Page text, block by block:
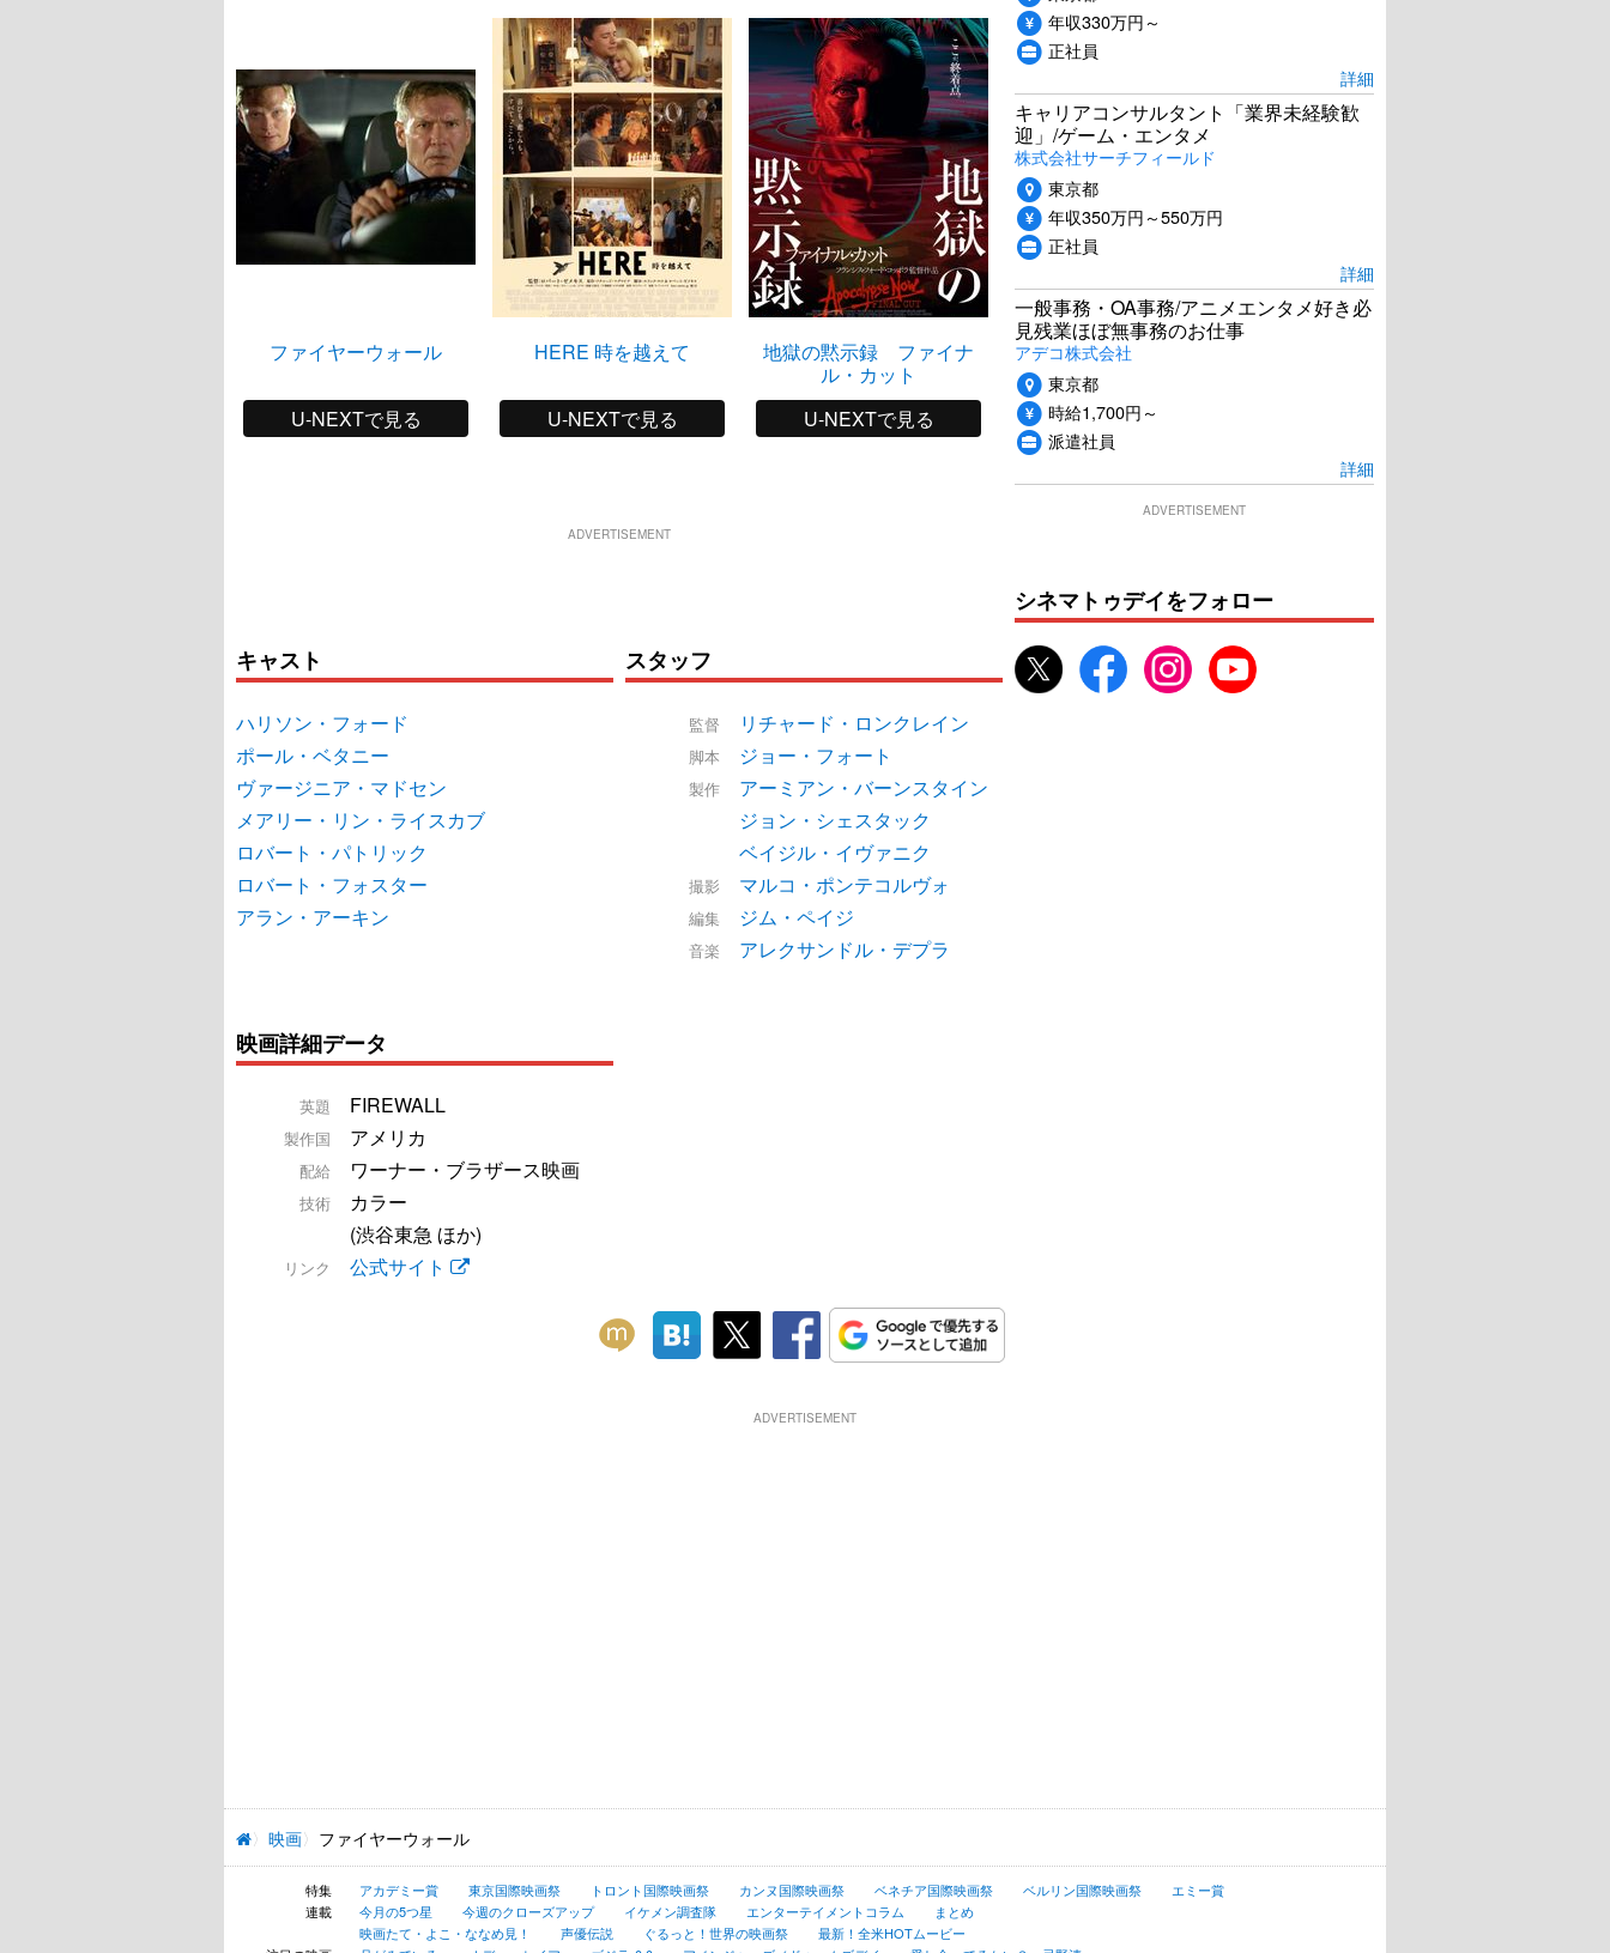
ファイヤーウォール
U-NEXTで見る
HERE 時を越えて
U-NEXTで見る
地獄の黙示録 ファイナ
ル・カット
U-NEXTで見る
カーライル ニューヨーク
が恋したホテル
U-NEXTで見る
ADVERTISEMENT
キャスト
ハリソン・フォード
ポール・ベタニー
ヴァージニア・マドセン
メアリー・リン・ライスカブ
ロバート・パトリック
ロバート・フォスター
アラン・アーキン
スタッフ
監督 リチャード・ロンクレイン
脚本 ジョー・フォート
製作
アーミアン・バーンスタイン
ジョン・シェスタック
ベイジル・イヴァニク
撮影 マルコ・ポンテコルヴォ
編集 ジム・ペイジ
音楽 アレクサンドル・デプラ
映画詳細データ
英題 FIREWALL
製作国 アメリカ
配給 ワーナー・ブラザース映画
技術
カラー
(渋谷東急 ほか)
リンク 公式サイト
年収330万円～
正社員
詳細
キャリアコンサルタント「業界未経験歓
迎」/ゲーム・エンタメ
株式会社サーチフィールド
東京都
年収350万円～550万円
正社員
詳細
一般事務・OA事務/アニメエンタメ好き必
見残業ほぼ無事務のお仕事
アデコ株式会社
東京都
時給1,700円～
派遣社員
詳細
ADVERTISEMENT
シネマトゥデイをフォロー
ADVERTISEMENT
映画 ファイヤーウォール
特集 アカデミー賞 東京国際映画祭 トロント国際映画祭 カンヌ国際映画祭 ベネチア国際映画祭 ベルリン国際映画祭
エミー賞
連載
今月の5つ星 今週のクローズアップ イケメン調査隊 エンターテイメントコラム
まとめ
映画たて・よこ・ななめ見！
声優伝説 ぐるっと！世界の映画祭
最新！全米HOTムービー